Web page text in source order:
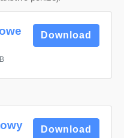
Download
Download